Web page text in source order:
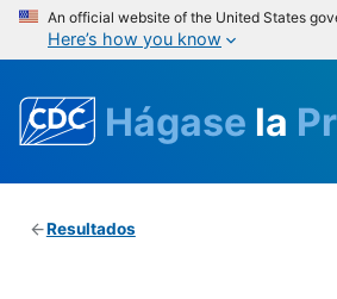
An official website of the United States
Here’s how you know
Hágase la
Resultados